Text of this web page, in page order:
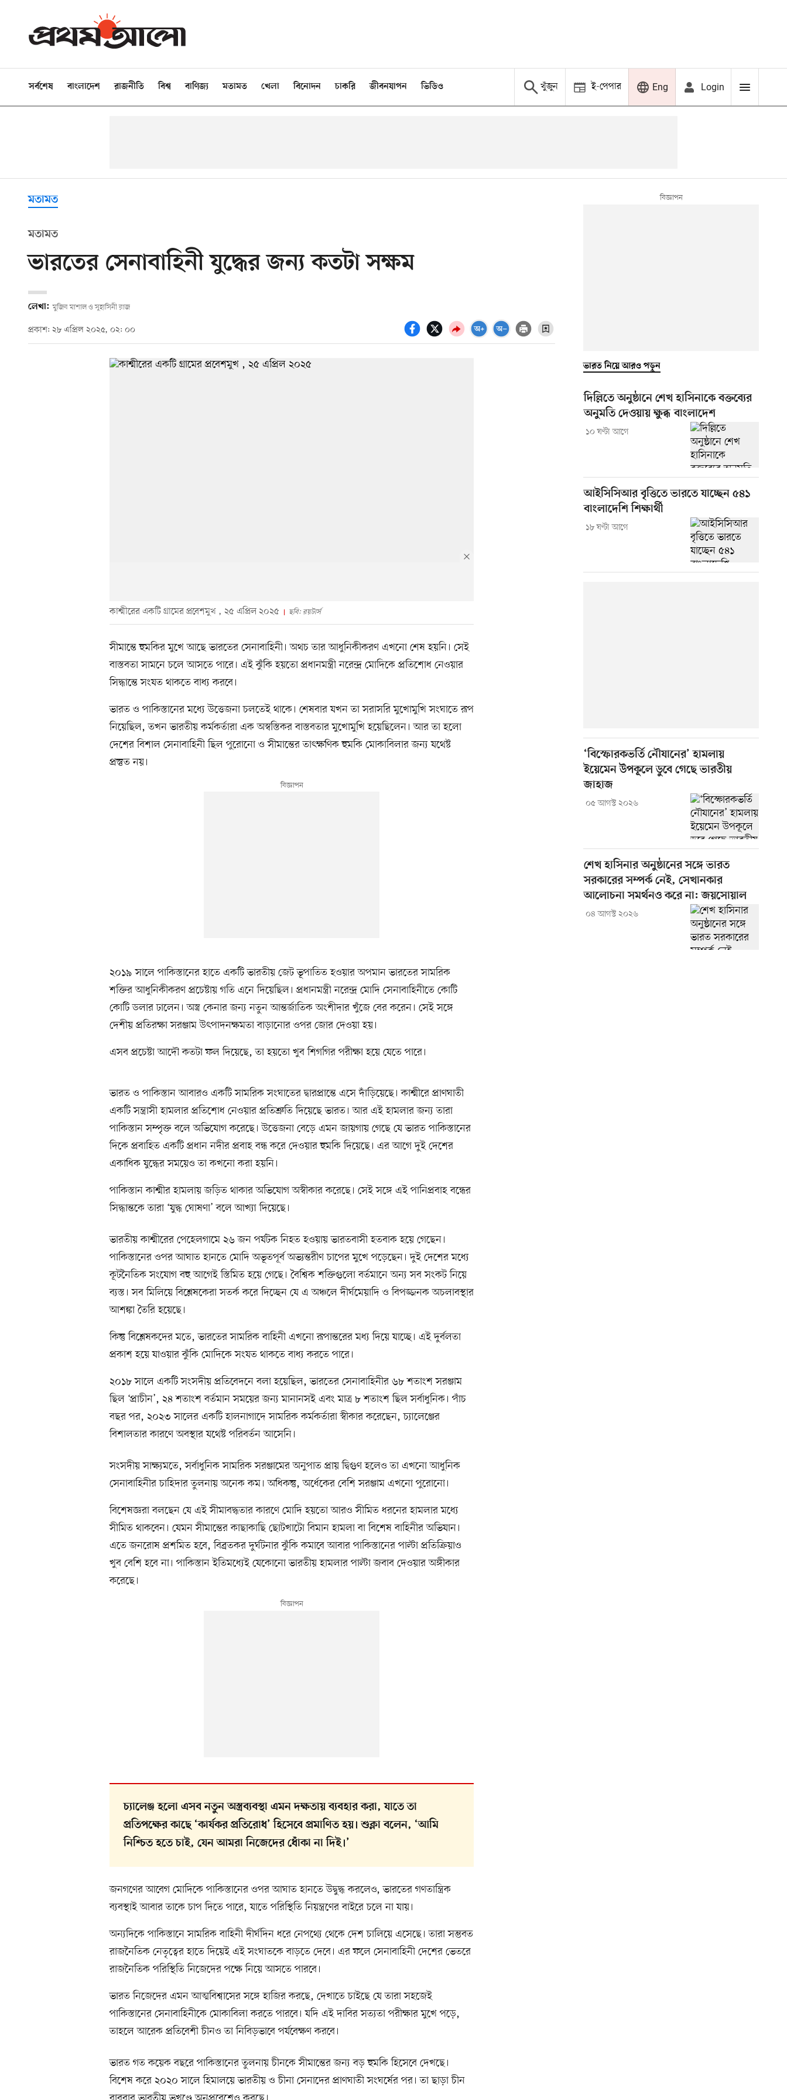
সর্বশেষ বাংলাদেশ রাজনীতি বিশ্ব বাণিজ্য মতামত খেলা বিনোদন চাকরি জীবনযাপন ভিডিও খুঁজুন ই-পেপার Eng Login
মতামত
মতামত
ভারতের সেনাবাহিনী যুদ্ধের জন্য কতটা সক্ষম
লেখা: মুজিব মাশাল ও সুহাসিনী রাজ
প্রকাশ: ২৮ এপ্রিল ২০২৫, ০২: ০০
কাশ্মীরের একটি গ্রামের প্রবেশমুখ , ২৫ এপ্রিল ২০২৫ ছবি: রয়টার্স
সীমান্তে হুমকির মুখে আছে ভারতের সেনাবাহিনী। অথচ তার আধুনিকীকরণ এখনো শেষ হয়নি। সেই
বাস্তবতা সামনে চলে আসতে পারে। এই ঝুঁকি হয়তো প্রধানমন্ত্রী নরেন্দ্র মোদিকে প্রতিশোধ নেওয়ার
সিদ্ধান্তে সংযত থাকতে বাধ্য করবে।
ভারত ও পাকিস্তানের মধ্যে উত্তেজনা চলতেই থাকে। শেষবার যখন তা সরাসরি মুখোমুখি সংঘাতে রূপ
নিয়েছিল, তখন ভারতীয় কর্মকর্তারা এক অস্বস্তিকর বাস্তবতার মুখোমুখি হয়েছিলেন। আর তা হলো
দেশের বিশাল সেনাবাহিনী ছিল পুরোনো ও সীমান্তের তাৎক্ষণিক হুমকি মোকাবিলার জন্য যথেষ্ট
প্রস্তুত নয়।
২০১৯ সালে পাকিস্তানের হাতে একটি ভারতীয় জেট ভূপাতিত হওয়ার অপমান ভারতের সামরিক
শক্তির আধুনিকীকরণ প্রচেষ্টায় গতি এনে দিয়েছিল। প্রধানমন্ত্রী নরেন্দ্র মোদি সেনাবাহিনীতে কোটি
কোটি ডলার ঢালেন। অস্ত্র কেনার জন্য নতুন আন্তর্জাতিক অংশীদার খুঁজে বের করেন। সেই সঙ্গে
দেশীয় প্রতিরক্ষা সরঞ্জাম উৎপাদনক্ষমতা বাড়ানোর ওপর জোর দেওয়া হয়।
এসব প্রচেষ্টা আদৌ কতটা ফল দিয়েছে, তা হয়তো খুব শিগগির পরীক্ষা হয়ে যেতে পারে।
ভারত ও পাকিস্তান আবারও একটি সামরিক সংঘাতের দ্বারপ্রান্তে এসে দাঁড়িয়েছে। কাশ্মীরে প্রাণঘাতী
একটি সন্ত্রাসী হামলার প্রতিশোধ নেওয়ার প্রতিশ্রুতি দিয়েছে ভারত। আর এই হামলার জন্য তারা
পাকিস্তান সম্পৃক্ত বলে অভিযোগ করেছে। উত্তেজনা বেড়ে এমন জায়গায় গেছে যে ভারত পাকিস্তানের
দিকে প্রবাহিত একটি প্রধান নদীর প্রবাহ বন্ধ করে দেওয়ার হুমকি দিয়েছে। এর আগে দুই দেশের
একাধিক যুদ্ধের সময়েও তা কখনো করা হয়নি।
পাকিস্তান কাশ্মীর হামলায় জড়িত থাকার অভিযোগ অস্বীকার করেছে। সেই সঙ্গে এই পানিপ্রবাহ বন্ধের
সিদ্ধান্তকে তারা ‘যুদ্ধ ঘোষণা’ বলে আখ্যা দিয়েছে।
ভারতীয় কাশ্মীরের পেহেলগামে ২৬ জন পর্যটক নিহত হওয়ায় ভারতবাসী হতবাক হয়ে গেছেন।
পাকিস্তানের ওপর আঘাত হানতে মোদি অভূতপূর্ব অভ্যন্তরীণ চাপের মুখে পড়েছেন। দুই দেশের মধ্যে
কূটনৈতিক সংযোগ বহু আগেই স্তিমিত হয়ে গেছে। বৈশ্বিক শক্তিগুলো বর্তমানে অন্য সব সংকট নিয়ে
ব্যস্ত। সব মিলিয়ে বিশ্লেষকেরা সতর্ক করে দিচ্ছেন যে এ অঞ্চলে দীর্ঘমেয়াদি ও বিপজ্জনক অচলাবস্থার
আশঙ্কা তৈরি হয়েছে।
কিন্তু বিশ্লেষকদের মতে, ভারতের সামরিক বাহিনী এখনো রূপান্তরের মধ্য দিয়ে যাচ্ছে। এই দুর্বলতা
প্রকাশ হয়ে যাওয়ার ঝুঁকি মোদিকে সংযত থাকতে বাধ্য করতে পারে।
২০১৮ সালে একটি সংসদীয় প্রতিবেদনে বলা হয়েছিল, ভারতের সেনাবাহিনীর ৬৮ শতাংশ সরঞ্জাম
ছিল ‘প্রাচীন’, ২৪ শতাংশ বর্তমান সময়ের জন্য মানানসই এবং মাত্র ৮ শতাংশ ছিল সর্বাধুনিক। পাঁচ
বছর পর, ২০২৩ সালের একটি হালনাগাদে সামরিক কর্মকর্তারা স্বীকার করেছেন, চ্যালেঞ্জের
বিশালতার কারণে অবস্থার যথেষ্ট পরিবর্তন আসেনি।
সংসদীয় সাক্ষ্যমতে, সর্বাধুনিক সামরিক সরঞ্জামের অনুপাত প্রায় দ্বিগুণ হলেও তা এখনো আধুনিক
সেনাবাহিনীর চাহিদার তুলনায় অনেক কম। অধিকন্তু, অর্ধেকের বেশি সরঞ্জাম এখনো পুরোনো।
বিশেষজ্ঞরা বলছেন যে এই সীমাবদ্ধতার কারণে মোদি হয়তো আরও সীমিত ধরনের হামলার মধ্যে
সীমিত থাকবেন। যেমন সীমান্তের কাছাকাছি ছোটখাটো বিমান হামলা বা বিশেষ বাহিনীর অভিযান।
এতে জনরোষ প্রশমিত হবে, বিব্রতকর দুর্ঘটনার ঝুঁকি কমাবে আবার পাকিস্তানের পাল্টা প্রতিক্রিয়াও
খুব বেশি হবে না। পাকিস্তান ইতিমধ্যেই যেকোনো ভারতীয় হামলার পাল্টা জবাব দেওয়ার অঙ্গীকার
করেছে।
চ্যালেঞ্জ হলো এসব নতুন অস্ত্রব্যবস্থা এমন দক্ষতায় ব্যবহার করা, যাতে তা
প্রতিপক্ষের কাছে ‘কার্যকর প্রতিরোধ’ হিসেবে প্রমাণিত হয়। শুক্লা বলেন, ‘আমি
নিশ্চিত হতে চাই, যেন আমরা নিজেদের ধোঁকা না দিই।’
জনগণের আবেগ মোদিকে পাকিস্তানের ওপর আঘাত হানতে উদ্বুদ্ধ করলেও, ভারতের গণতান্ত্রিক
ব্যবস্থাই আবার তাকে চাপ দিতে পারে, যাতে পরিস্থিতি নিয়ন্ত্রণের বাইরে চলে না যায়।
অন্যদিকে পাকিস্তানে সামরিক বাহিনী দীর্ঘদিন ধরে নেপথ্যে থেকে দেশ চালিয়ে এসেছে। তারা সম্ভবত
রাজনৈতিক নেতৃত্বের হাতে দিয়েই এই সংঘাতকে বাড়তে দেবে। এর ফলে সেনাবাহিনী দেশের ভেতরে
রাজনৈতিক পরিস্থিতি নিজেদের পক্ষে নিয়ে আসতে পারবে।
ভারত নিজেদের এমন আত্মবিশ্বাসের সঙ্গে হাজির করছে, দেখাতে চাইছে যে তারা সহজেই
পাকিস্তানের সেনাবাহিনীকে মোকাবিলা করতে পারবে। যদি এই দাবির সত্যতা পরীক্ষার মুখে পড়ে,
তাহলে আরেক প্রতিবেশী চীনও তা নিবিড়ভাবে পর্যবেক্ষণ করবে।
ভারত গত কয়েক বছরে পাকিস্তানের তুলনায় চীনকে সীমান্তের জন্য বড় হুমকি হিসেবে দেখছে।
বিশেষ করে ২০২০ সালে হিমালয়ে ভারতীয় ও চীনা সেনাদের প্রাণঘাতী সংঘর্ষের পর। তা ছাড়া চীন
ভারত নিয়ে আরও পড়ুন
দিল্লিতে অনুষ্ঠানে শেখ হাসিনাকে বক্তব্যের
অনুমতি দেওয়ায় ক্ষুব্ধ বাংলাদেশ
১০ ঘণ্টা আগে
আইসিসিআর বৃত্তিতে ভারতে যাচ্ছেন ৫৪১
বাংলাদেশি শিক্ষার্থী
১৮ ঘণ্টা আগে
‘বিস্ফোরকভর্তি নৌযানের’ হামলায়
ইয়েমেন উপকূলে ডুবে গেছে ভারতীয়
জাহাজ
০৫ আগস্ট ২০২৬
শেখ হাসিনার অনুষ্ঠানের সঙ্গে ভারত
সরকারের সম্পর্ক নেই, সেখানকার
আলোচনা সমর্থনও করে না: জয়সোয়াল
০৪ আগস্ট ২০২৬